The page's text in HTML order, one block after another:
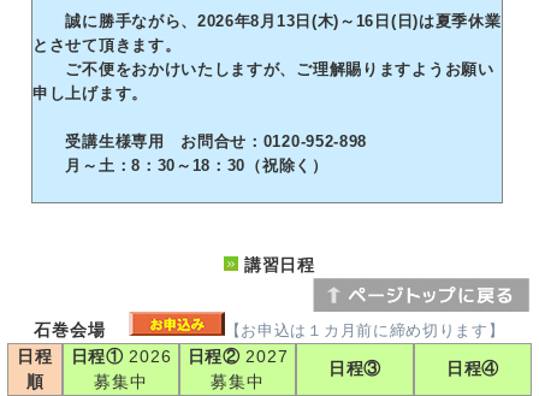
誠に勝手ながら、2026年8月13日(木)～16日(日)は夏季休業
とさせて頂きます。
ご不便をおかけいたしますが、ご理解賜りますようお願い
申し上げます。
受講生様専用 お問合せ：0120-952-898
月～土：8：30～18：30（祝除く）
講習日程
石巻会場 【お申込は１カ月前に締め切ります】
日程
順
日程①2026
募集中
日程②2027
募集中
日程③ 日程④